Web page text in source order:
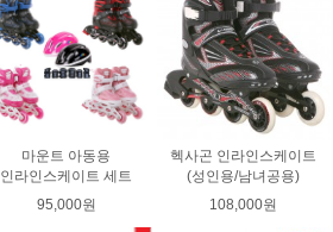
마운트 아동용
인라인스케이트 세트
95,000원
헥사곤 인라인스케이트
(성인용/남녀공용)
108,000원